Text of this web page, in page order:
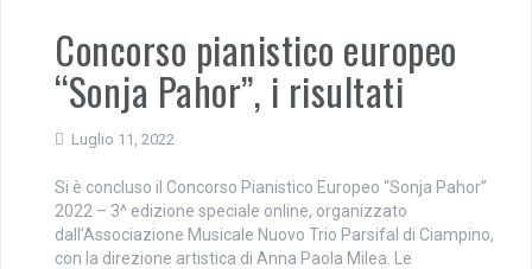
Concorso pianistico europeo
“Sonja Pahor”, i risultati
Luglio 11, 2022
Si è concluso il Concorso Pianistico Europeo “Sonja Pahor”
2022 – 3^ edizione speciale online, organizzato
dall’Associazione Musicale Nuovo Trio Parsifal di Ciampino,
con la direzione artistica di Anna Paola Milea. Le